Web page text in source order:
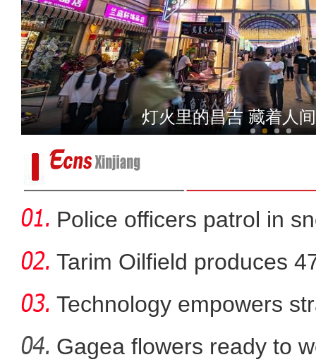
阿克苏好地方·旅游篇—《
灯火里的昌吉 藏着人
Police officers patrol in
Tarim Oilfield produces
Technology empowers
Xi
Gagea flowers ready to